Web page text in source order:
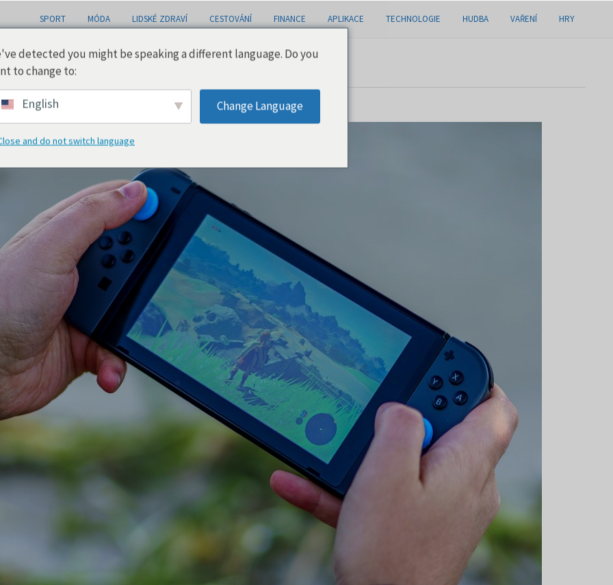
SPORT MÓDA LIDSKÉ ZDRAVÍ CESTOVÁNÍ FINANCE APLIKACE TECHNOLOGIE HUDBA VAŘENÍ HRY
detected you might be speaking a different language. Do you
to change to:
English Change Language
and do not switch language